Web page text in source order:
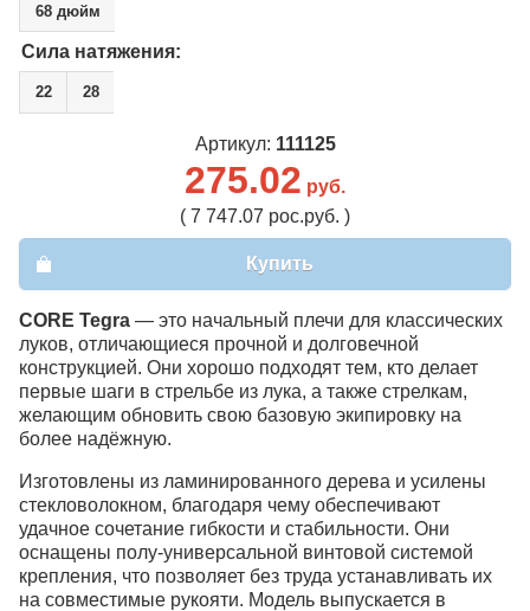
68 дюйм
Сила натяжения:
22 28
Артикул: 111125
275.02 руб.
( 7 747.07 рос.руб. )
Купить
CORE Tegra — это начальный плечи для классических
луков, отличающиеся прочной и долговечной
конструкцией. Они хорошо подходят тем, кто делает
первые шаги в стрельбе из лука, а также стрелкам,
желающим обновить свою базовую экипировку на
более надёжную.
Изготовлены из ламинированного дерева и усилены
стекловолокном, благодаря чему обеспечивают
удачное сочетание гибкости и стабильности. Они
оснащены полу‑универсальной винтовой системой
крепления, что позволяет без труда устанавливать их
на совместимые рукояти. Модель выпускается в